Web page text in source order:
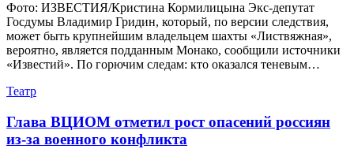
Фото: ИЗВЕСТИЯ/Кристина Кормилицына Экс-депутат
Госдумы Владимир Гридин, который, по версии следствия,
может быть крупнейшим владельцем шахты «Листвяжная»,
вероятно, является подданным Монако, сообщили источники
«Известий». По горючим следам: кто оказался теневым…
Театр
Глава ВЦИОМ отметил рост опасений россиян
из-за военного конфликта